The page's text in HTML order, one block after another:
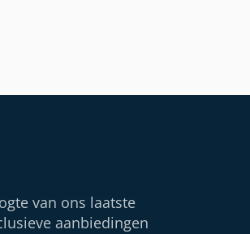
van ons laatste
aanbiedingen